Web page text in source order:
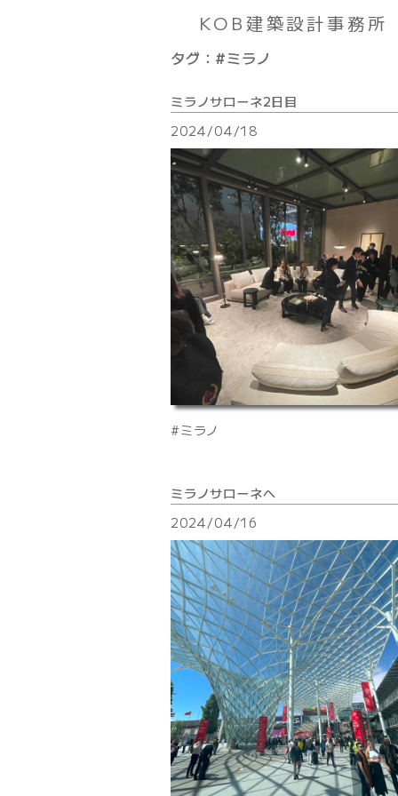
KOB建築設計事務所
タグ：#ミラノ
ミラノサローネ2日目
2024/04/18
ミラノ
ミラノサローネへ
2024/04/16